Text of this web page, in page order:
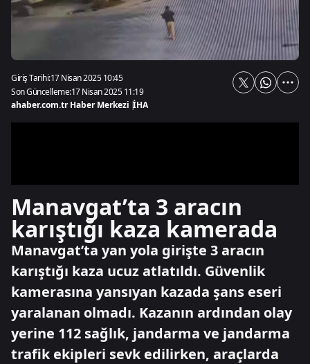
Giriş Tarihi:17 Nisan 2025 10:45
Son Güncelleme:17 Nisan 2025 11:19
ahaber.com.tr Haber Merkezi |İHA
Manavgat’ta 3 aracın
karıştığı kaza kamerada
Manavgat’ta yan yola girişte 3 aracın
karıştığı kaza ucuz atlatıldı. Güvenlik
kamerasına yansıyan kazada şans eseri
yaralanan olmadı. Kazanın ardından olay
yerine 112 sağlık, jandarma ve jandarma
trafik ekipleri sevk edilirken, araçlarda